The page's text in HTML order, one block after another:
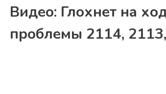
Видео: Глохнет на
проблемы 2114,